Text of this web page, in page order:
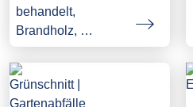
behandelt,
Brandholz, …